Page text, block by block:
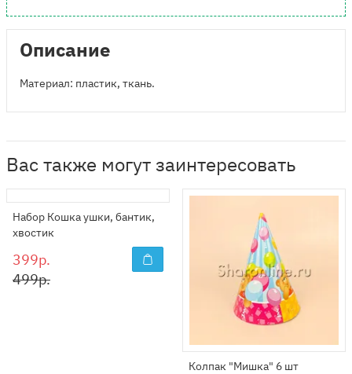
Описание
Материал: пластик, ткань.
Вас также могут заинтересовать
Набор Кошка ушки, бантик,
хвостик
399р.
499р.
Колпак "Мишка" 6 шт